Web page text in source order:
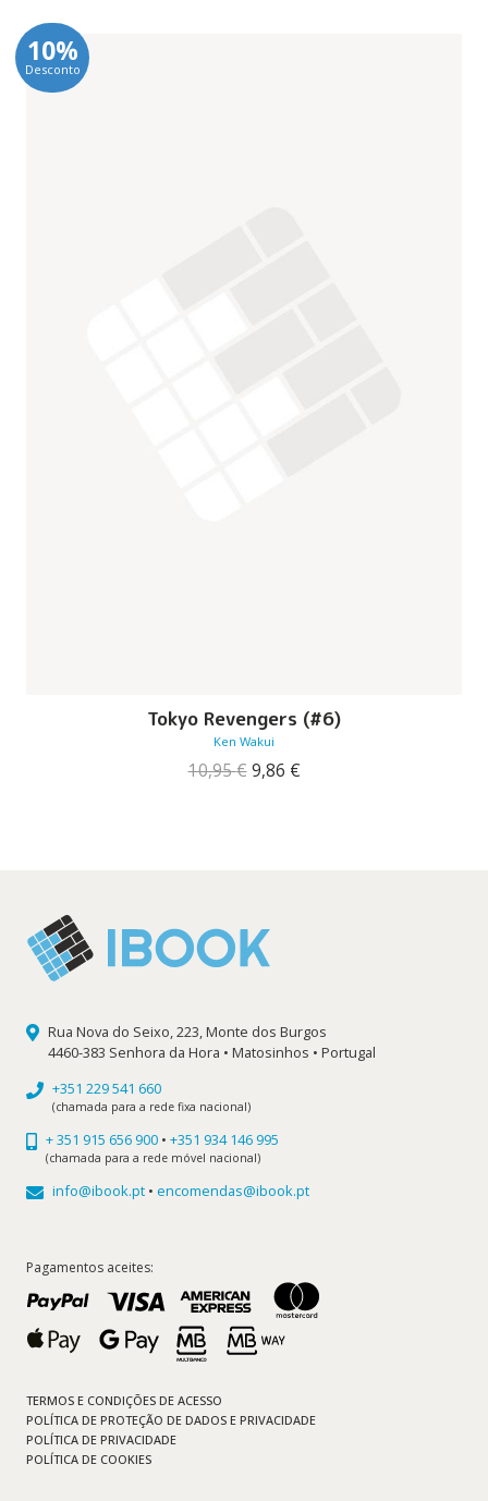
10%
Desconto
Tokyo Revengers (#6)
Ken Wakui
10,95€ O
9,86 €O
Rua Nova do Seixo, 223, Monte dos Burgos
4460-383 Senhora da Hora • Matosinhos • Portugal
+351 229 541 660
(chamada para a rede fixa nacional)
+ 351 915 656 900 • +351 934 146 995
(chamada para a rede móvel nacional)
info@ibook.pt • encomendas@ibook.pt
Pagamentos aceites:
TERMOS E CONDIÇÕES DE ACESSO
POLÍTICA DE PROTEÇÃO DE DADOS E PRIVACIDADE
POLÍTICA DE PRIVACIDADE
POLÍTICA DE COOKIES